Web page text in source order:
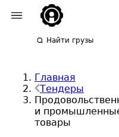
Найти грузы
Главная
Тендеры
и
товары